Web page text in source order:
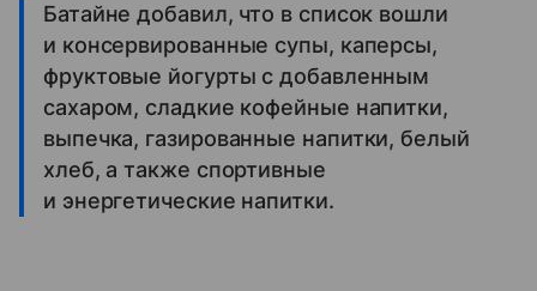
Батайне добавил, что в список вошли
и консервированные супы, каперсы,
фруктовые йогурты с добавленным
сахаром, сладкие кофейные напитки,
выпечка, газированные напитки, белый
хлеб, а также спортивные
и энергетические напитки.